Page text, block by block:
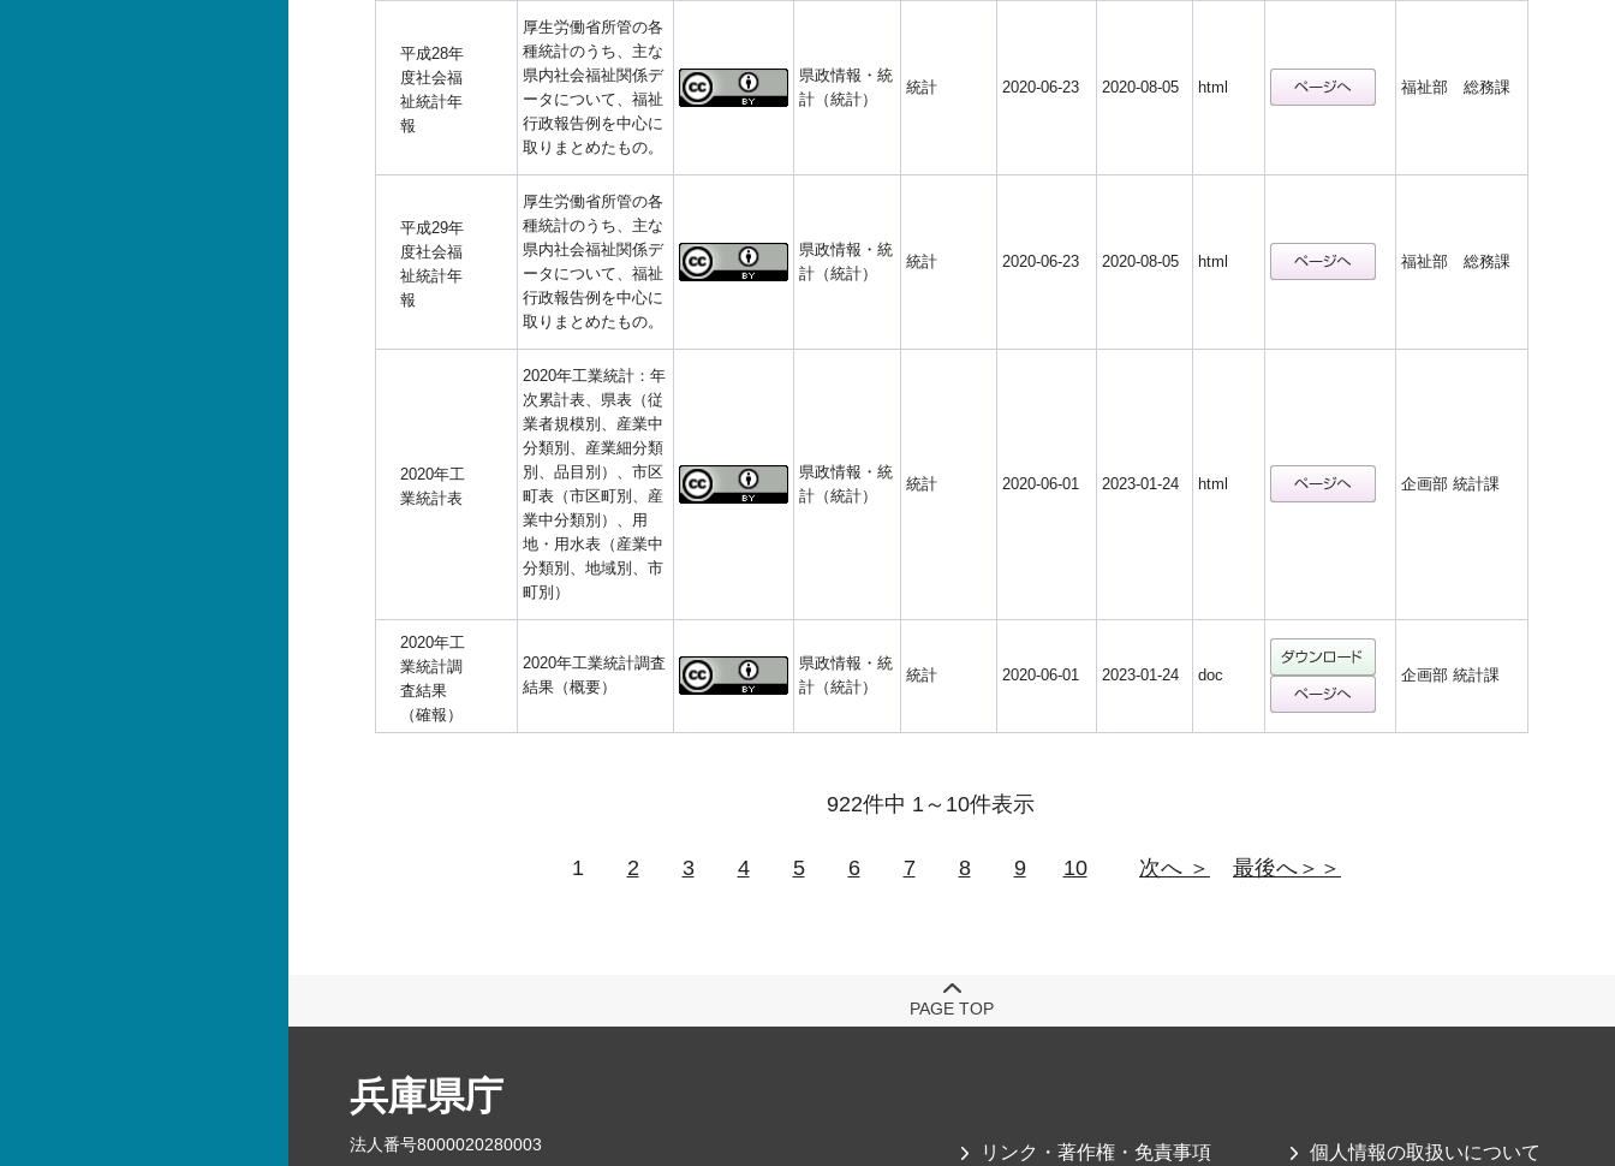
平成28年
度社会福
祉統計年
報
厚生労働省所管の各
種統計のうち、主な
県内社会福祉関係デ
ータについて、福祉
行政報告例を中心に
取りまとめたもの。
県政情報・統
計（統計）
統計 2020-06-23 2020-08-05 html 福祉部 総務課
平成29年
度社会福
祉統計年
報
厚生労働省所管の各
種統計のうち、主な
県内社会福祉関係デ
ータについて、福祉
行政報告例を中心に
取りまとめたもの。
県政情報・統
計（統計）
統計 2020-06-23 2020-08-05 html 福祉部 総務課
2020年工
業統計表
2020年工業統計：年
次累計表、県表（従
業者規模別、産業中
分類別、産業細分類
別、品目別）、市区
町表（市区町別、産
業中分類別）、用
地・用水表（産業中
分類別、地域別、市
町別）
県政情報・統
計（統計）
統計 2020-06-01 2023-01-24 html 企画部 統計課
2020年工
業統計調
査結果
（確報）
2020年工業統計調査
結果（概要）
県政情報・統
計（統計）
統計 2020-06-01 2023-01-24 doc 企画部 統計課
922件中 1～10件表示
1 2 3 4 5 6 7 8 9 10 次へ ＞ 最後へ＞＞
PAGE TOP
兵庫県庁
法人番号8000020280003 リンク・著作権・免責事項 個人情報の取扱いについて